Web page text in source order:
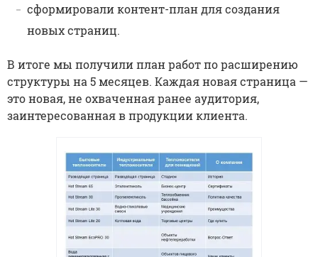
сформировали контент-план для создания
новых страниц.
В итоге мы получили план работ по расширению
структуры на 5 месяцев. Каждая новая страница —
это новая, не охваченная ранее аудитория,
заинтересованная в продукции клиента.